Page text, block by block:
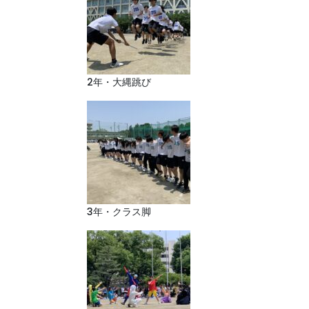
2年・大縄跳び
3年・クラス脚